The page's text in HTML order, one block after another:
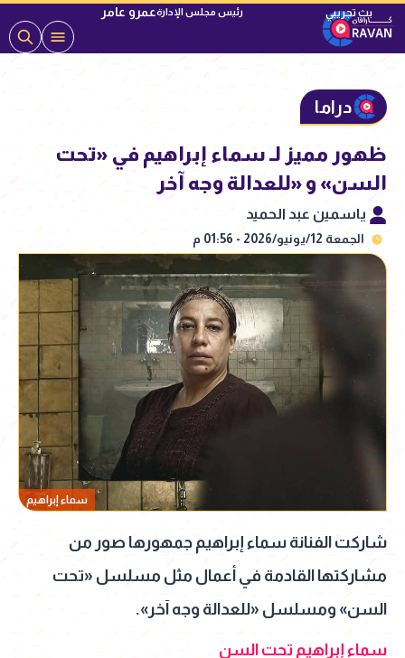
رئيس مجلس الإدارةعمرو عامر
دراما
ظهور مميز لـ سماء إبراهيم في «تحت
السن» و «للعدالة وجه آخر
ياسمين عبد الحميد
الجمعة 12/يونيو/2026 - 01:56 م
سماء إبراهيم
شاركت الفنانة سماء إبراهيم جمهورها صور من
مشاركتها القادمة في أعمال مثل مسلسل «تحت
السن» ومسلسل «للعدالة وجه آخر».
سماء إبراهيم تحت السن